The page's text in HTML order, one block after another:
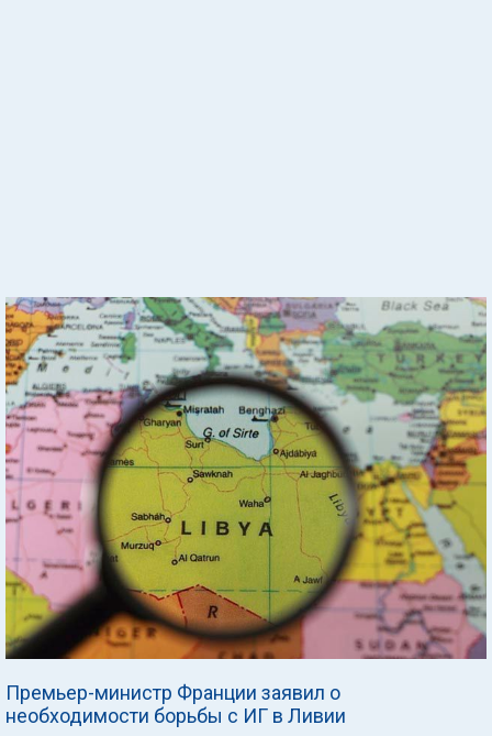
Премьер-министр Франции заявил о
необходимости борьбы с ИГ в Ливии